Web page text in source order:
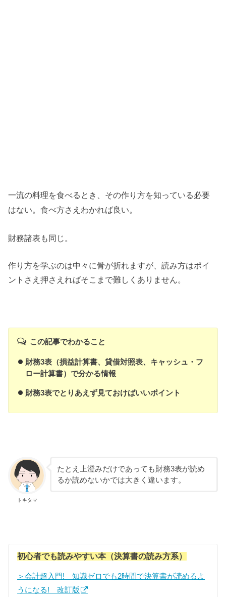
一流の料理を食べるとき、その作り方を知っている必要
はない。食べ方さえわかれば良い。
財務諸表も同じ。
作り方を学ぶのは中々に骨が折れますが、読み方はポイ
ントさえ押さえればそこまで難しくありません。
この記事でわかること
財務3表（損益計算書、貸借対照表、キャッシュ・フ
ロー計算書）で分かる情報
財務3表でとりあえず見ておけばいいポイント
トキタマ
たとえ上澄みだけであっても財務3表が読め
るか読めないかでは大きく違います。
初心者でも読みやすい本（決算書の読み方系）
＞会計超入門! 知識ゼロでも2時間で決算書が読めるよ
うになる! 改訂版